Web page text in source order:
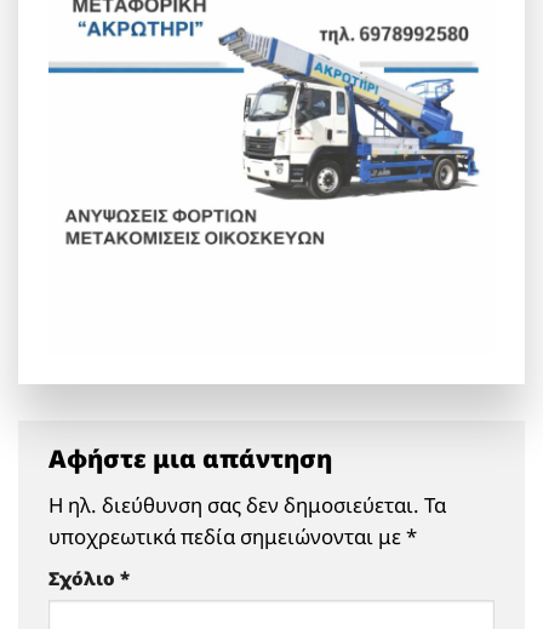
Αφήστε μια απάντηση
Η ηλ. διεύθυνση σας δεν δημοσιεύεται. Τα
υποχρεωτικά πεδία σημειώνονται με*
Σχόλιο *